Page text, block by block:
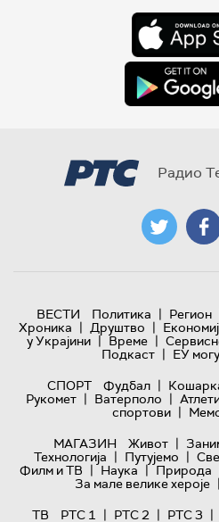
Радио
ВЕСТИ Политика | Регион
Хроника | Друштво |
у Украјини | Време |
Подкаст | ЕУ
СПОРТ
Фудбал |
Рукомет | Ватерполо |
спортови |
МАГАЗИН
Живот |
Технологијa | Путујемо |
Филм и ТВ | Наука | Природа
За мале велике хероје |
ТВ
РТС 1 | РТС 2 | РТС 3 |